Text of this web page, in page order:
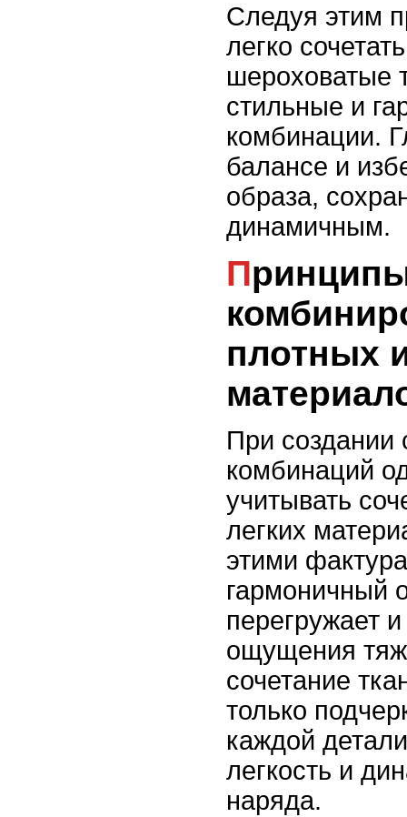
Следуя этим
легко
шероховатые
стильные и
комбинации.
балансе и
образа,
динамичным.
Принципы
плотных
При создании
комбинаций
учитывать
легких
этими
гармоничный
перегружает
ощущения
сочетание
только
каждой
легкость и
наряда.